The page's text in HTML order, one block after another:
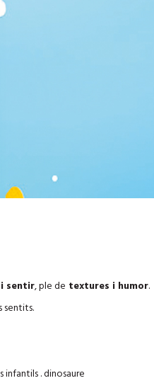
sentir, ple de textures i humor.
sentits.
infantils . dinosaure